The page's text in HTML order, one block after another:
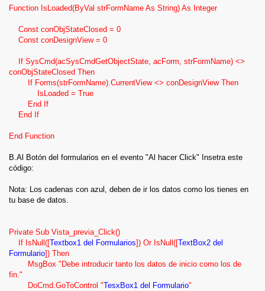
Function IsLoaded(ByVal strFormName As String) As Integer
Const conObjStateClosed = 0
Const conDesignView = 0
If SysCmd(acSysCmdGetObjectState, acForm, strFormName) <>
conObjStateClosed Then
If Forms(strFormName).CurrentView <> conDesignView Then
IsLoaded = True
End If
End If
End Function
B.Al Botón del formularios en el evento "Al hacer Click" Insetra este
código:
Nota: Los cadenas con azul, deben de ir los datos como los tienes en
tu base de datos.
Private Sub Vista_previa_Click()
If IsNull([Textbox1 del Formularios]) Or IsNull([TextBox2 del
Formulario]) Then
MsgBox "Debe introducir tanto los datos de inicio como los de
fin."
DoCmd.GoToControl "TesxBox1 del Formulario"
Lo que vamos hacer es que al momento de seleccionar un
elemento en el lisbox (Lista1) nos muestre los datos de las
columnas en los textboxs.
En el evento al hacer click del lisbox pegamos este código:
a = Me.Lista1.ListIndex
Me.codigo = Me.Lista1.Value
Me.nombre = Me.Lista1.Column(1, a)
ABRIR UN REGISTRO AL DARLE DOBLE CLICK EN UN
LISBOX
En este caso tenemos tres objetos, Tabla1 (la llamamos
Catalogo), Formulario1 (Lo llamamos Catalogo1) y
La tabla catalogo a su ves tiene dos columnas (codigo y
nombre)
El formulario Catalogo1 tiene un control de listbox llamado
Lista1 con las columas codigo y nombre de la tabla catalogo